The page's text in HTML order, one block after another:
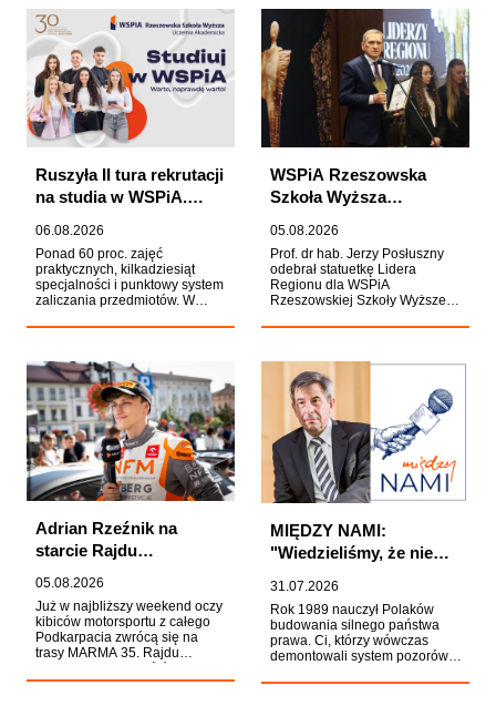
To ważne wyróżnienie, które
potwierdza silną pozycję
WSPiA wśród ośrodków
akademickich prowadzących
badania naukowe zwłaszcza w
zakresie prawa oraz
konsekwentny rozwój
potencjału naukowego Uczelni.
najlepszego posta odjedzie z
kampusu hulajnogą
elektryczną.
Ruszyła II tura rekrutacji
na studia w WSPiA.
06.08.2026
Ponad 60 proc. zajęć
praktycznych, kilkadziesiąt
specjalności i punktowy system
zaliczania przedmiotów. W
Wyższej rozpoczęła się II tura
2026/2027. Kandydaci, którzy
chcą rozpocząć studia już od
października, mogą składać
dokumenty do 23 września. O
przyjęciu na studia decyduje
kolejność zgłoszeń.
WSPiA Rzeszowska
Szkoła Wyższa
05.08.2026
Prof. dr hab. Jerzy Posłuszny
odebrał statuetkę Lidera
Regionu dla WSPiA
Rzeszowskiej Szkoły Wyższej
edukacji na rzecz
Kapituła Konkursu
organizowanego gazetę
"Nowiny" doceniła działalność
Uczelni, zwracając szczególną
uwagę na jej rolę w
kształtowaniu wśród Polaków
trwałych kompetencji
społecznych, obywatelskich i
propaństwowych, istotnych z
perspektywy bezpieczeństwa
Adrian Rzeźnik na
starcie Rajdu
o mistrzostwo Polski
05.08.2026
Już w najbliższy weekend oczy
kibiców motorsportu z całego
Podkarpacia zwrócą się na
trasy MARMA 35. Rajdu
zawodników walczących o
MIĘDZY NAMI:
"Wiedzieliśmy, że nie
o odrodzeniu polskiej
praworządności
31.07.2026
Rok 1989 nauczył Polaków
budowania silnego państwa
prawa. Ci, którzy wówczas
demontowali system pozorów,
największym zagrożeniem nie